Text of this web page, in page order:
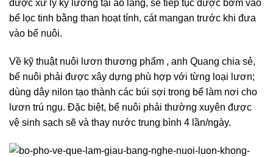
được xử lý kỹ lưỡng tại ao lắng, sẽ tiếp tục được bơm vào
bể lọc tinh bằng than hoạt tính, cát mangan trước khi đưa
vào bể nuôi.
Về kỹ thuật nuôi lươn thương phẩm , anh Quang chia sẻ,
bể nuôi phải được xây dựng phù hợp với từng loại lươn;
dùng dây nilon tạo thành các búi sợi trong bể làm nơi cho
lươn trú ngụ. Đặc biệt, bể nuôi phải thường xuyên được
vệ sinh sạch sẽ và thay nước trung bình 4 lần/ngày.